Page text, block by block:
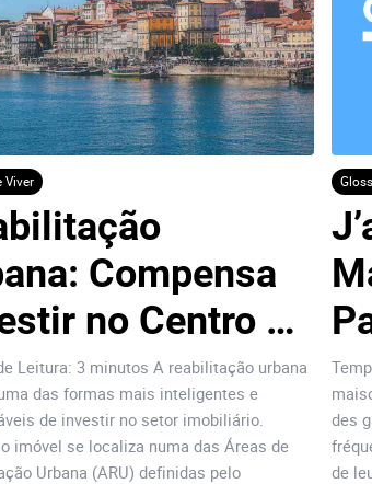
Viver
Compensa
no Centro
Leitura: 3 minutos A reabilitação urbana
das formas mais inteligentes e
de investir no setor imobiliário.
imóvel se localiza numa das Áreas de
Urbana (ARU) definidas pelo
des
de